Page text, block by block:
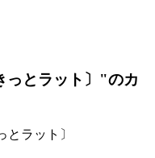
っとラット〕"のカ
とラット〕